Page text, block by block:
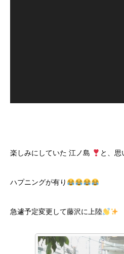
楽しみにしていた 江ノ島 と、思
ハプニングが有り
急遽予定変更して藤沢に上陸